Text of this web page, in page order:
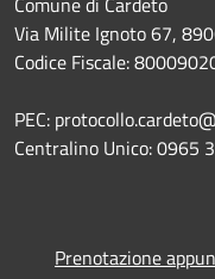
Via Milite Ignoto 67,
Codice Fiscale:
PEC:
Centralino Unico: 0965
Prenotazione